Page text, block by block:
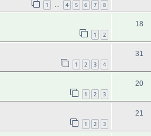
1 … 4 5 6 7 8
1 2
18
1 2 3 4
31
1 2 3
20
1 2 3
21